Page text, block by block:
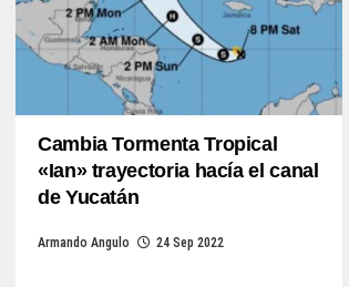
Cambia Tormenta Tropical
«Ian» trayectoria hacía el canal
de Yucatán
Armando Angulo 24 Sep 2022